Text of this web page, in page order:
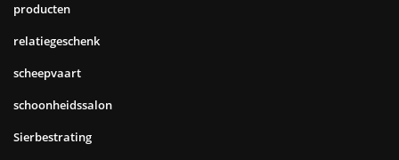
producten
relatiegeschenk
scheepvaart
schoonheidssalon
Sierbestrating